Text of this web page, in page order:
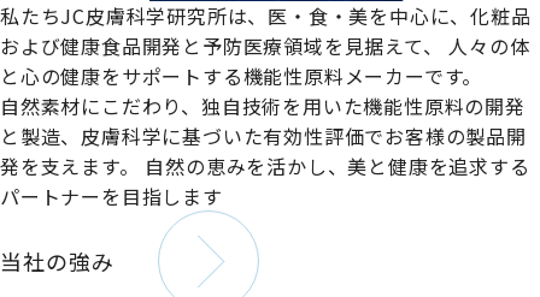
私たちJC皮膚科学研究所は、 医・食・美を中心に、化粧品
および健康食品開発と予防医療領域を見据えて、
人々の体
と心の健康をサポートする機能性原料メーカーです。
自然素材にこだわり、独自技術を用いた機能性原料の開発
と製造、皮膚科学に基づいた有効性評価でお客様の製品開
発を支えます。 自然の恵みを活かし、美と健康を追求する
パートナーを目指します
当社の強み